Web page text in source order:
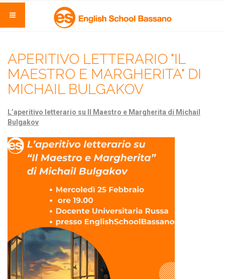
APERITIVO LETTERARIO "IL
MAESTRO E MARGHERITA" DI
MICHAIL BULGAKOV
L’aperitivo letterario su Il Maestro e Margherita di Michail
Bulgakov